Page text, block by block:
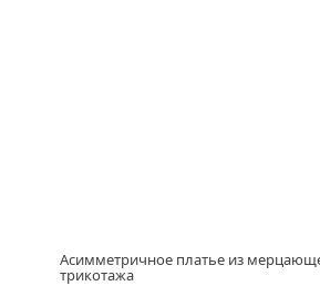
Асимметричное платье из
трикотажа